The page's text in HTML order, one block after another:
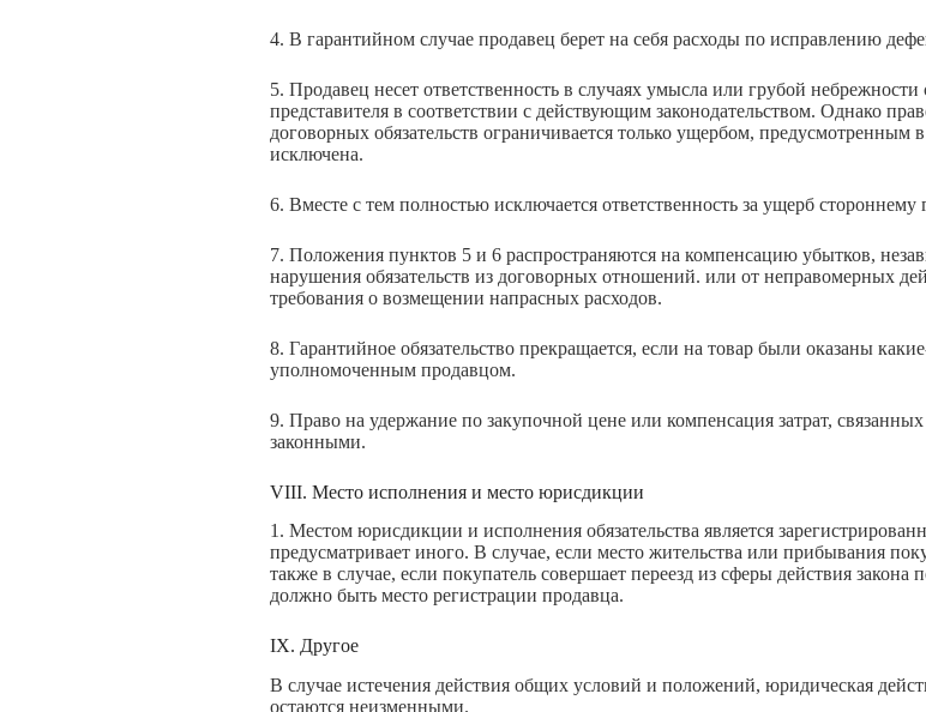
4. В гарантийном случае продавец берет на себя расходы по исправлению
5. Продавец несет ответственность в случаях умысла или грубой
представителя в соответствии с действующим законодательством. Однако
договорных обязательств ограничивается только ущербом, предусмотренным
исключена.
6. Вместе с тем полностью исключается ответственность за ущерб
7. Положения пунктов 5 и 6 распространяются на компенсацию убытков,
нарушения обязательств из договорных отношений. или от неправомерных
требования о возмещении напрасных расходов.
8. Гарантийное обязательство прекращается, если на товар были оказаны
уполномоченным продавцом.
9. Право на удержание по закупочной цене или компенсация затрат,
законными.
VIII. Место исполнения и место юрисдикции
1. Местом юрисдикции и исполнения обязательства является
предусматривает иного. В случае, если место жительства или прибывания
также в случае, если покупатель совершает переезд из сферы действия
должно быть место регистрации продавца.
IX. Другое
В случае истечения действия общих условий и положений, юридическая
остаются неизменными.